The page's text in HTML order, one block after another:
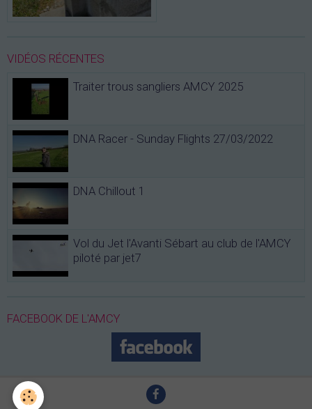
VIDÉOS RÉCENTES
Traiter trous sangliers AMCY 2025
DNA Racer - Sunday Flights 27/03/2022
DNA Chillout 1
Vol du Jet l'Avanti Sébart au club de l'AMCY
piloté par jet7
FACEBOOK DE L'AMCY